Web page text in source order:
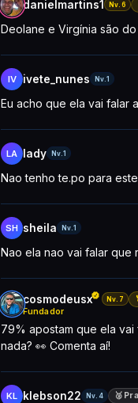
danielmartins1 Nv.6
Deolane e Virgínia são
IV ivete_nunes Nv.1
Eu acho que ela vai falar
LA lady Nv.1
Nao tenho te.po para
SH sheila Nv.1
Nao ela nao vai falar que
cosmodeusx Nv.7
Fundador
79% apostam que ela
nada? 👀 Comenta aí!
KL klebson22 Nv.4 🥈